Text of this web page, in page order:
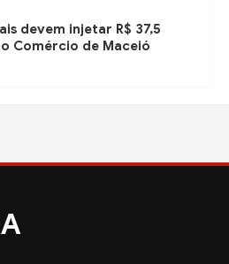
devem injetar R$ 37,5
Comércio de Maceió